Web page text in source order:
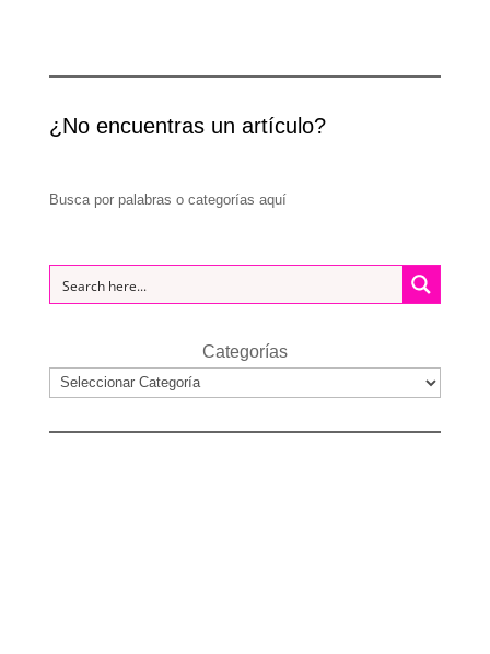
¿No encuentras un artículo?
Busca por palabras o categorías aquí
Categorías